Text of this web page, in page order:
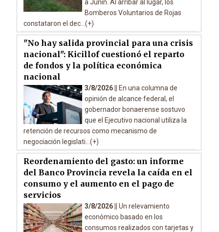
a Junín. Al arribar al lugar, los
Bomberos Voluntarios de Rojas
constataron el dec...(+)
"No hay salida provincial para una crisis
nacional": Kicillof cuestionó el reparto
de fondos y la política económica
nacional
3/8/2026 ||
En una columna de
opinión de alcance federal, el
gobernador bonaerense sostuvo
que el Ejecutivo nacional utiliza la
retención de recursos como mecanismo de
negociación legislati...(+)
Reordenamiento del gasto: un informe
del Banco Provincia revela la caída en el
consumo y el aumento en el pago de
servicios
3/8/2026 || Un relevamiento
económico basado en los
consumos realizados con tarjetas y